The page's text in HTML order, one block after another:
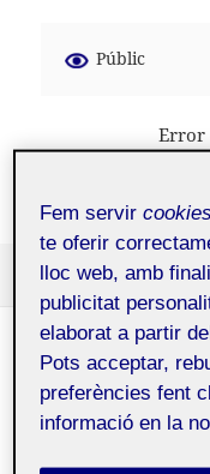
Públic
Error
Publicat
el
1 gener, 2022
PRÀCTICA
Fem servircookies
te oferir
lloc web, amb
publicitat
elaborat a partir
Pots acceptar,
preferències fent
informació en la